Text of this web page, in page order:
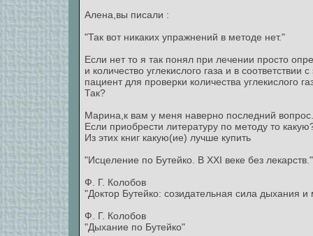
Алена,вы писали :
"Так вот никаких упражнений в методе нет."
Если нет то я так понял при лечении просто
и количество углекислого газа и в
пациент для проверки количества углекислого
Так?
Марина,к вам у меня наверно последний вопрос.
Если приобрести литературу по методу то
Из этих книг какую(ие) лучше купить
"Исцеление по Бутейко. В XXI веке без лекарств."
Ф. Г. Колобов
"Доктор Бутейко: созидательная сила дыхания
Ф. Г. Колобов
"Дыхание по Бутейко"